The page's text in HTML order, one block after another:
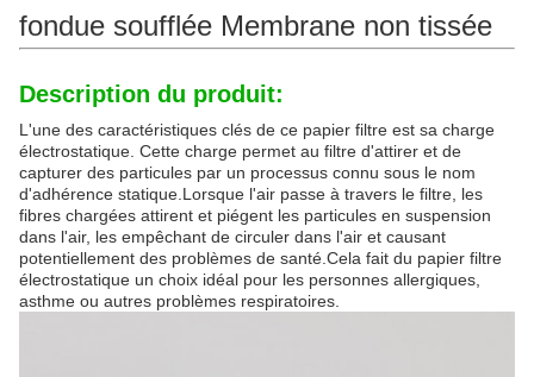
fondue soufflée Membrane non tissée
Description du produit:
L'une des caractéristiques clés de ce papier filtre est sa charge
électrostatique. Cette charge permet au filtre d'attirer et de
capturer des particules par un processus connu sous le nom
d'adhérence statique.Lorsque l'air passe à travers le filtre, les
fibres chargées attirent et piégent les particules en suspension
dans l'air, les empêchant de circuler dans l'air et causant
potentiellement des problèmes de santé.Cela fait du papier filtre
électrostatique un choix idéal pour les personnes allergiques,
asthme ou autres problèmes respiratoires.